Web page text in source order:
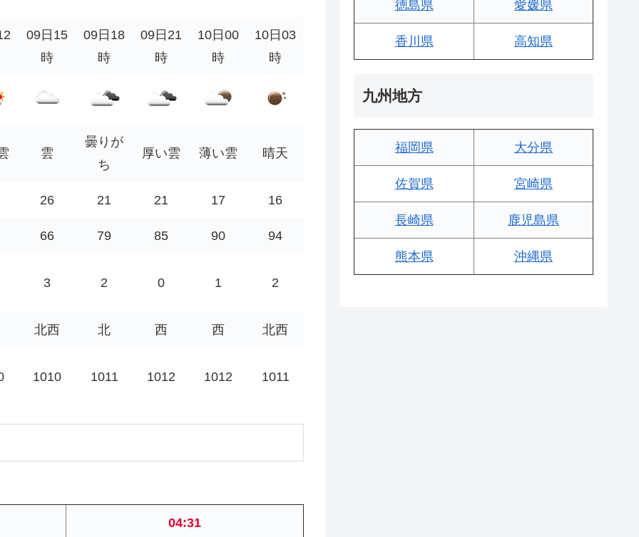
09日15
時
09日18
時
09日21
時
10日00
時
10日03
時
雲
曇りが
ち
厚い雲 薄い雲 晴天
26 21 21 17 16
66 79 85 90 94
3 2 0 1 2
北西 北 西 西 北西
1010 1011 1012 1012 1011
04:31
徳島県 愛媛県
香川県 高知県
九州地方
福岡県 大分県
佐賀県 宮崎県
長崎県 鹿児島県
熊本県 沖縄県